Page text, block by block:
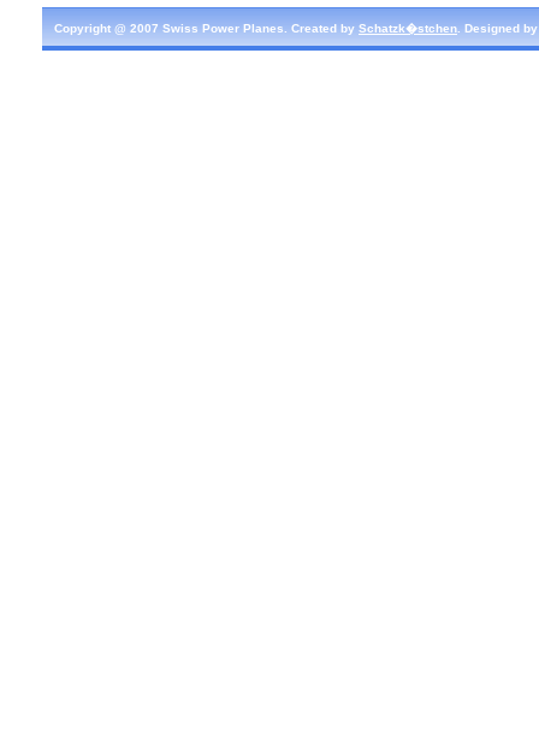
Copyright @ 2007 Swiss Power Planes. Created by Schatzk�stchen . Designed